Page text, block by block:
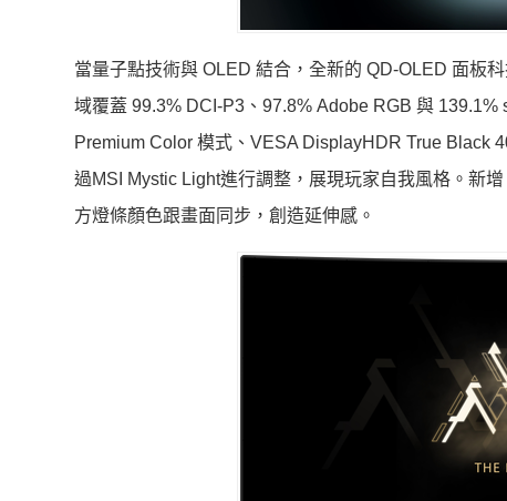
當量子點技術與 OLED 結合，全新的 QD-OLED 面板
域覆蓋 99.3% DCI-P3、97.8% Adobe RGB 與
Premium Color 模式、VESA DisplayHDR True Black
過MSI Mystic Light進行調整，展現玩家自我風格。新
方燈條顏色跟畫面同步，創造延伸感。